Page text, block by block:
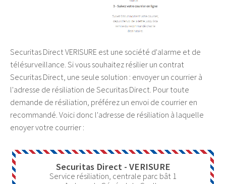
Securitas Direct VERISURE est une société d'alarme et de
télésurveillance. Si vous souhaitez résilier un contrat
Securitas Direct, une seule solution : envoyer un courrier à
l'adresse de résiliation de Securitas Direct. Pour toute
demande de résiliation, préférez un envoi de courrier en
recommandé. Voici donc l'adresse de résiliation à laquelle
enoyer votre courrier :
Securitas Direct - VERISURE
Service résiliation, centrale parc bât 1